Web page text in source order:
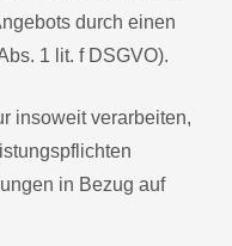
durch einen
1 lit. f DSGVO).
insoweit verarbeiten,
in Bezug auf